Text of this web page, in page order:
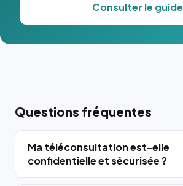
Consulter le guide
Questions fréquentes
Ma téléconsultation est-elle
confidentielle et sécurisée ?